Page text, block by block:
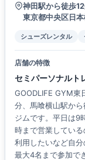
神田駅から徒歩
東京都中央区日
シューズレンタル
店舗の特徴
セミパーソナルト
GOODLIFE GYM東
分、馬喰横山駅か
ジムです。平日は9
時まで営業してい
利用したいなど自分
最大4名まで参加で